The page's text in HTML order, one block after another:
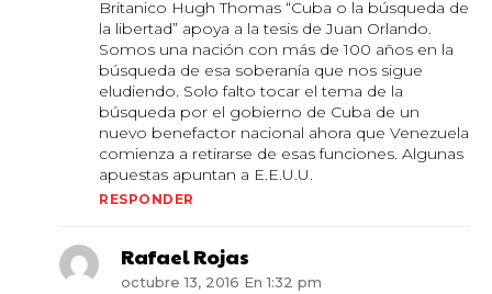
Britanico Hugh Thomas “Cuba o la búsqueda de
la libertad” apoya a la tesis de Juan Orlando.
Somos una nación con más de 100 años en la
búsqueda de esa soberanía que nos sigue
eludiendo. Solo falto tocar el tema de la
búsqueda por el gobierno de Cuba de un
nuevo benefactor nacional ahora que Venezuela
comienza a retirarse de esas funciones. Algunas
apuestas apuntan a E.E.U.U.
RESPONDER
Rafael Rojas
octubre 13, 2016 En 1:32 pm